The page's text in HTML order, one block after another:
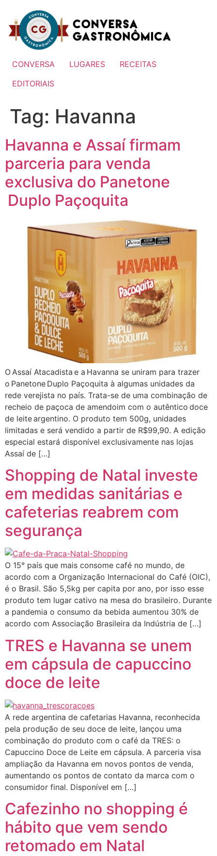
para
conteúdo
CONVERSA LUGARES
RECEITAS
EDITORIAIS
Tag: Havanna
Havanna e Assaí firmam
parceria para venda
exclusiva do Panetone
Duplo Paçoquita
O Assaí Atacadista e a Havanna se uniram para trazer
o Panetone Duplo Paçoquita à algumas unidades da
rede verejista no país. Trata-se de uma combinação de
recheio de paçoca de amendoim com o autêntico doce
de leite argentino. O produto tem 500g, unidades
limitadas e será vendido a partir de R$99,90. A edição
especial estará disponível exclusivamente nas lojas
Assaí de […]
Shopping de Natal investe
em medidas sanitárias e
cafeterias reabrem com
segurança
O 15° país que mais consome café no mundo, de
acordo com a Organização Internacional do Café (OIC),
é o Brasil. São 5,5kg per capita por ano, por isso esse
produto tem lugar cativo na mesa do brasileiro. Durante
a pandemia o consumo da bebida aumentou 30% de
acordo com Associação Brasileira da Indústria de […]
TRES e Havanna se unem
em cápsula de capuccino
doce de leite
A rede argentina de cafetarias Havanna, reconhecida
pela produção de seu doce de leite, lançou uma
combinação do produto com o café da TRES: o
Capuccino Doce de Leite em cápsula. A parceria visa
ampliação da Havanna em novos pontos de venda,
aumentando os pontos de contato da marca com o
consumidor final. Disponível em […]
Cafezinho no shopping é
hábito que vem sendo
retomado em Natal